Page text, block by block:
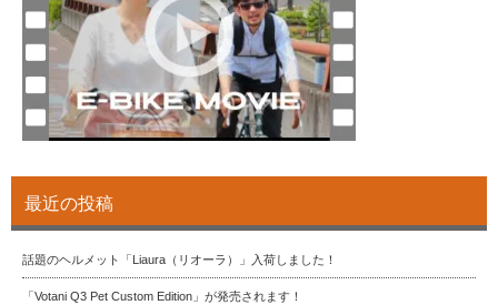
最近の投稿
話題のヘルメット「Liaura（リオーラ）」入荷しました！
「Votani Q3 Pet Custom Edition」が発売されます！